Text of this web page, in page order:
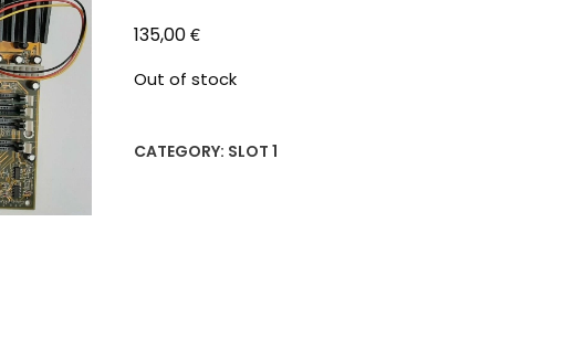
135,00€
Out of stock
CATEGORY: SLOT 1